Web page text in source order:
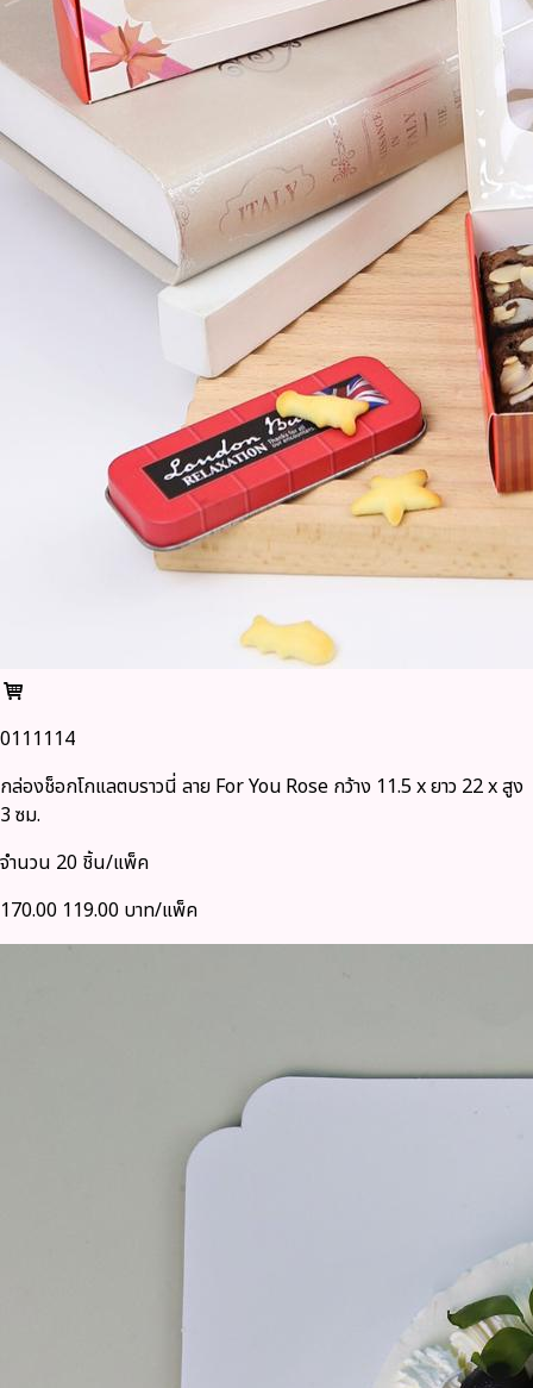
0111114
กล่องช็อกโกแลตบราวนี่ ลาย For You Rose กว้าง 11.5 x ยาว 22 x สูง
3 ซม.
จำนวน 20 ชิ้น/แพ็ค
170.00 119.00 บาท/แพ็ค